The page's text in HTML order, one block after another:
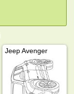
Jeep Avenger